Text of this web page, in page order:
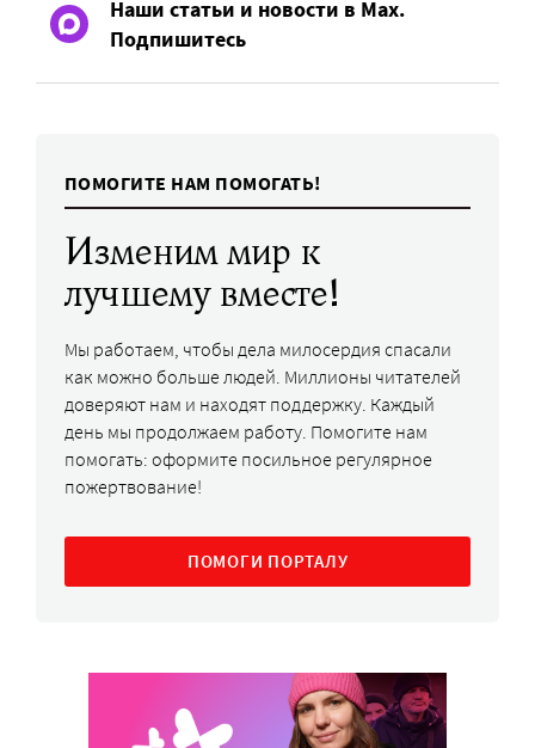
Наши статьи и новости в Max.
Подпишитесь
ПОМОГИТЕ НАМ ПОМОГАТЬ!
Изменим мир к
лучшему вместе!
Мы работаем, чтобы дела милосердия спасали
как можно больше людей. Миллионы читателей
доверяют нам и находят поддержку. Каждый
день мы продолжаем работу. Помогите нам
помогать: оформите посильное регулярное
пожертвование!
ПОМОГИ ПОРТАЛУ